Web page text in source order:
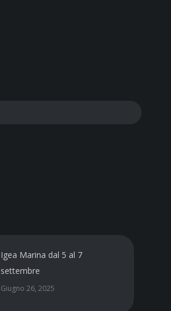
Igea Marina dal 5 al 7
settembre
Giugno 26, 2025